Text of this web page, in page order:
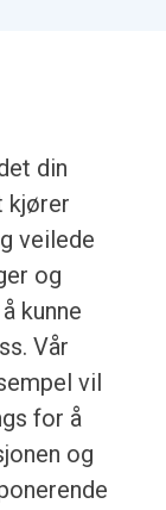
din
kjører
veilede
og
kunne
Vår
vil
for å
og